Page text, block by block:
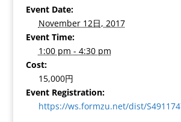
Event Date:
November 12日, 2017
Event Time:
1:00 pm - 4:30 pm
Cost:
15,000円
Event Registration:
https://ws.formzu.net/dist/